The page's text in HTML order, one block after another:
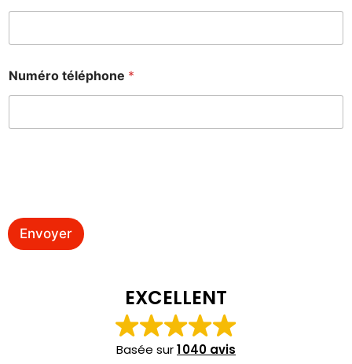
Numéro téléphone *
Envoyer
EXCELLENT
Basée sur1 040 avis